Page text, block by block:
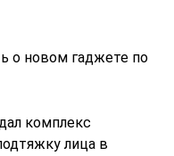
о новом гаджете по
комплекс
лица в